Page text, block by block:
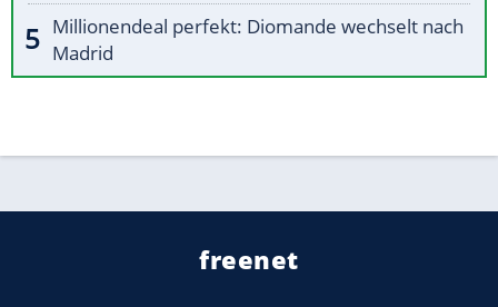
Millionendeal perfekt: Diomande wechselt nach
Madrid
freenet